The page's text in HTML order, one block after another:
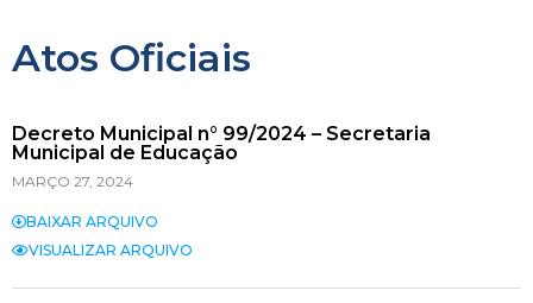
Atos Oficiais
Decreto Municipal n° 99/2024 – Secretaria
Municipal de Educação
MARÇO 27, 2024
BAIXAR ARQUIVO
VISUALIZAR ARQUIVO